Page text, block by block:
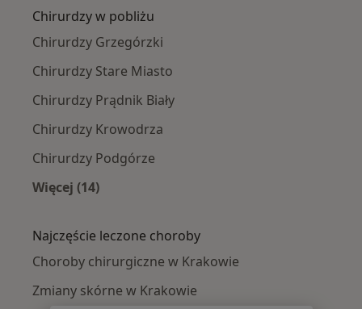
Chirurdzy w pobliżu
Chirurdzy Grzegórzki
Chirurdzy Stare Miasto
Chirurdzy Prądnik Biały
Chirurdzy Krowodrza
Chirurdzy Podgórze
Więcej (14)
Najczęście leczone choroby
Choroby chirurgiczne w Krakowie
Zmiany skórne w Krakowie